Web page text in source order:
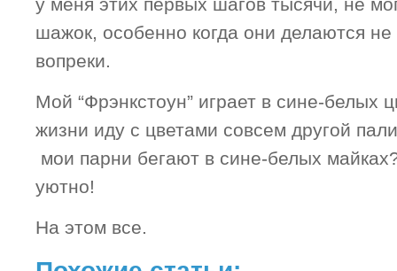
у меня этих первых шагов тысячи, не
шажок, особенно когда они делаются не
вопреки.
Мой “Фрэнкстоун” играет в сине-белых
жизни иду с цветами совсем другой
мои парни бегают в сине-белых
уютно!
На этом